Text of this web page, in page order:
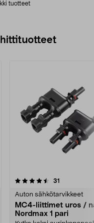
tuotteet
31
Auton sähkötarvikkeet
MC4-liittimet uros /
Nordmax 1 pari
4.5 viidestä